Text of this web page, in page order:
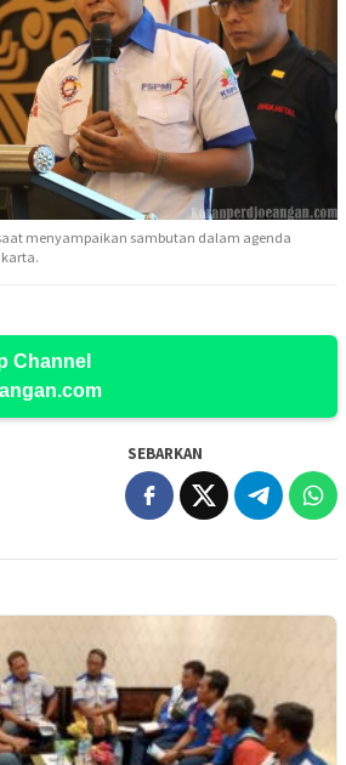
saat menyampaikan sambutan dalam agenda
Channel
SEBARKAN